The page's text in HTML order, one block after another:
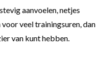
aanvoelen, netjes
veel trainingsuren, dan
van kunt hebben.